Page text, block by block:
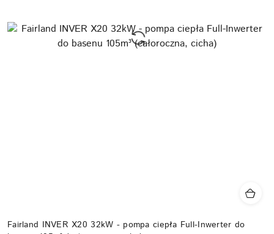
Fairland INVER X20 32kW - pompa ciepła Full-Inwerter do